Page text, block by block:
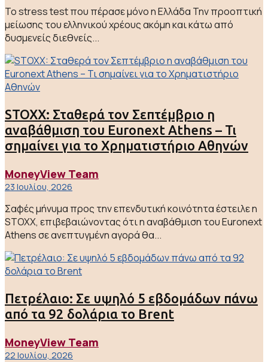
Το stress test που πέρασε μόνο η Ελλάδα Την προοπτική
μείωσης του ελληνικού χρέους ακόμη και κάτω από
δυσμενείς διεθνείς...
STOXX: Σταθερά τον Σεπτέμβριο η
αναβάθμιση του Euronext Athens – Τι
σημαίνει για το Χρηματιστήριο Αθηνών
MoneyView Team
23 Ιουλίου, 2026
Σαφές μήνυμα προς την επενδυτική κοινότητα έστειλε η
STOXX, επιβεβαιώνοντας ότι η αναβάθμιση του Euronext
Athens σε ανεπτυγμένη αγορά θα...
Πετρέλαιο: Σε υψηλό 5 εβδομάδων πάνω
από τα 92 δολάρια το Brent
MoneyView Team
22 Ιουλίου, 2026